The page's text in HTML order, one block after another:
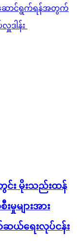
ဆောင်ရွက်ရန်အတွက်
ဒါန်း
င်း မိုးသည်းထန်
မှုများအား
ယ်ရေးလုပ်ငန်း